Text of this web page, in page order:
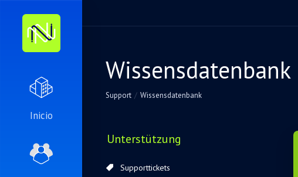
Inicio
Wissensdatenbank
Support Wissensdatenbank
Unterstützung
Supporttickets